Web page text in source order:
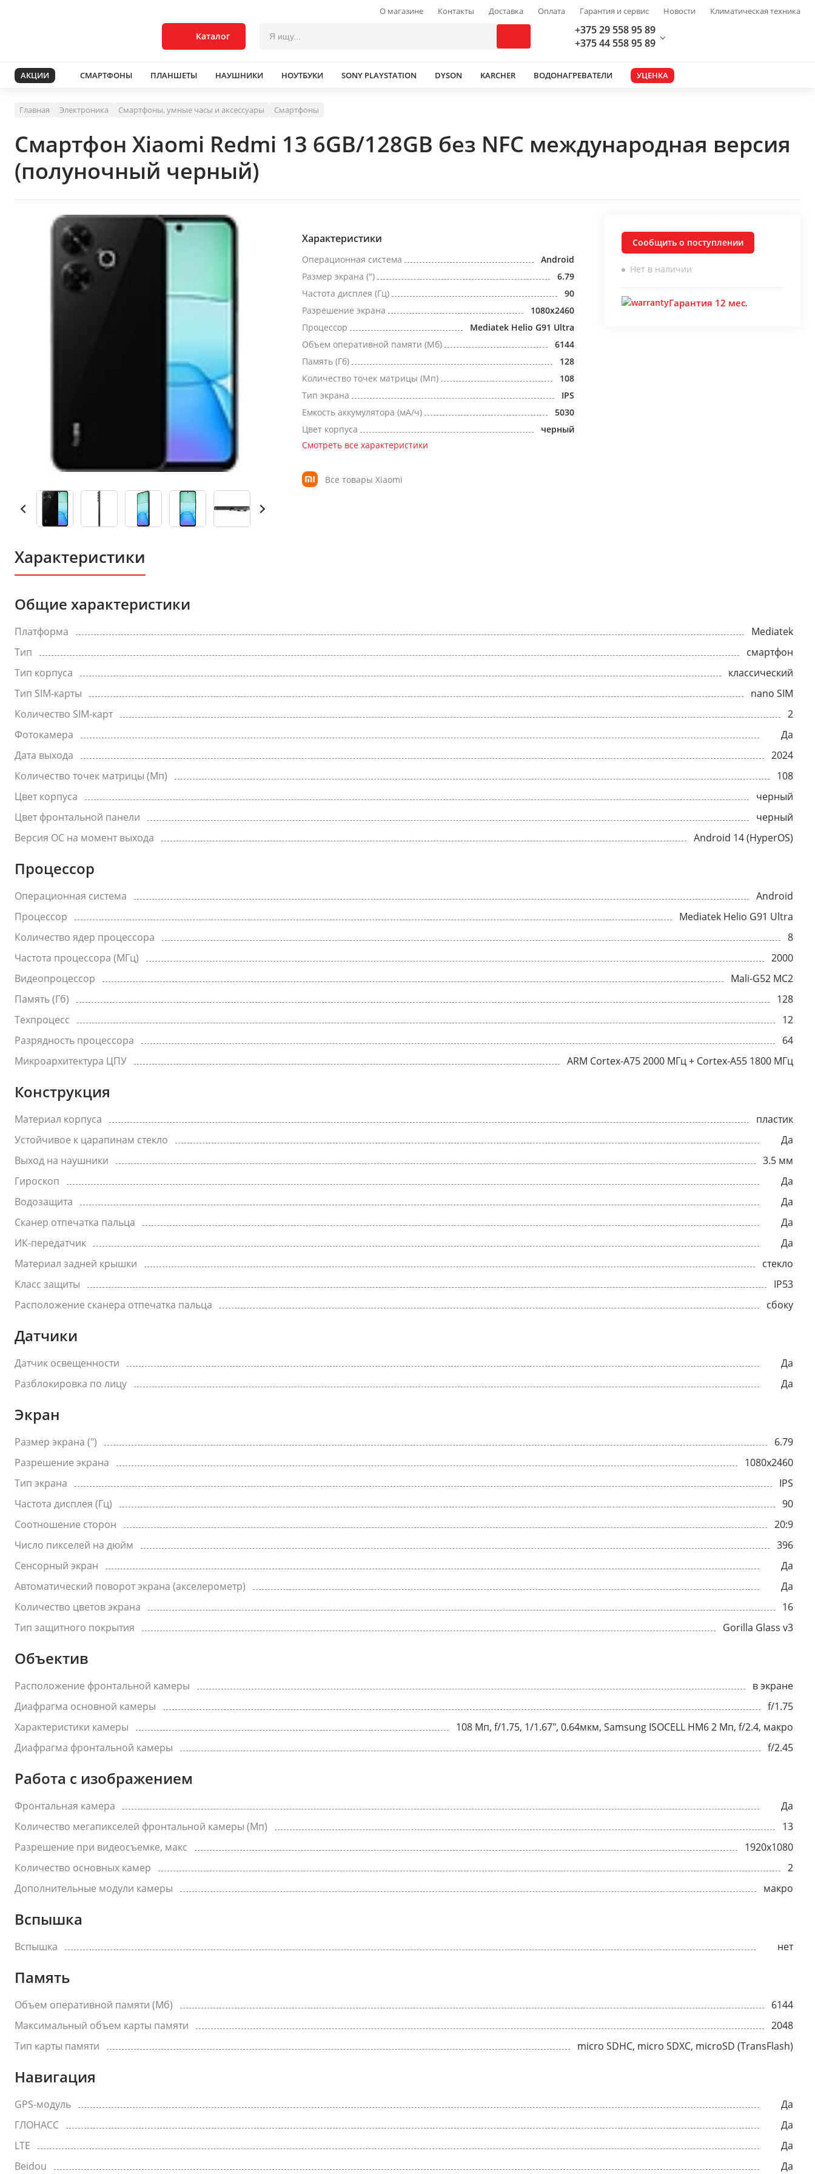
О магазине Контакты Доставка Оплата Гарантия и сервис Новости Климатическая техника
Каталог
+375 29 558 95 89
+375 44 558 95 89
АКЦИИ СМАРТФОНЫ ПЛАНШЕТЫ НАУШНИКИ НОУТБУКИ SONY PLAYSTATION DYSON KARCHER ВОДОНАГРЕВАТЕЛИ УЦЕНКА
Главная Электроника Смартфоны, умные часы и аксессуары Смартфоны
Смартфон Xiaomi Redmi 13 6GB/128GB без NFC международная версия
(полуночный черный)
Характеристики
Операционная система
Android
Размер экрана (")
6.79
Частота дисплея (Гц)
90
Разрешение экрана
1080x2460
Процессор
Mediatek Helio G91 Ultra
Объем оперативной памяти (Мб)
6144
Память (Гб)
128
Количество точек матрицы (Мп)
108
Тип экрана
IPS
Емкость аккумулятора (мА/ч)
5030
Цвет корпуса
черный
Смотреть все характеристики
Все товары Xiaomi
Сообщить о поступлении
Нет в наличии
Гарантия 12 мес.
Характеристики
Общие характеристики
Платформа
Mediatek
Тип
смартфон
Тип корпуса
классический
Тип SIM-карты
nano SIM
Количество SIM-карт
2
Фотокамера
Да
Дата выхода
2024
Количество точек матрицы (Мп)
108
Цвет корпуса
черный
Цвет фронтальной панели
черный
Версия ОС на момент выхода
Android 14 (HyperOS)
Процессор
Операционная система
Android
Процессор
Mediatek Helio G91 Ultra
Количество ядер процессора
8
Частота процессора (МГц)
2000
Видеопроцессор
Mali-G52 MC2
Память (Гб)
128
Техпроцесс
12
Разрядность процессора
64
Микроархитектура ЦПУ
ARM Cortex-A75 2000 МГц + Cortex-A55 1800 МГц
Конструкция
Материал корпуса
пластик
Устойчивое к царапинам стекло
Да
Выход на наушники
3.5 мм
Гироскоп
Да
Водозащита
Да
Сканер отпечатка пальца
Да
ИК-передатчик
Да
Материал задней крышки
стекло
Класс защиты
IP53
Расположение сканера отпечатка пальца
сбоку
Датчики
Датчик освещенности
Да
Разблокировка по лицу
Да
Экран
Размер экрана (")
6.79
Разрешение экрана
1080x2460
Тип экрана
IPS
Частота дисплея (Гц)
90
Соотношение сторон
20:9
Число пикселей на дюйм
396
Сенсорный экран
Да
Автоматический поворот экрана (акселерометр)
Да
Количество цветов экрана
16
Тип защитного покрытия
Gorilla Glass v3
Объектив
Расположение фронтальной камеры
в экране
Диафрагма основной камеры
f/1.75
Характеристики камеры
108 Мп, f/1.75, 1/1.67", 0.64мкм, Samsung ISOCELL HM6 2 Мп, f/2.4, макро
Диафрагма фронтальной камеры
f/2.45
Работа с изображением
Фронтальная камера
Да
Количество мегапикселей фронтальной камеры (Мп)
13
Разрешение при видеосъемке, макс
1920x1080
Количество основных камер
2
Дополнительные модули камеры
макро
Вспышка
Вспышка нет
Память
Объем оперативной памяти (Мб)
6144
Максимальный объем карты памяти
2048
Тип карты памяти
micro SDHC, micro SDXC, microSD (TransFlash)
Навигация
GPS-модуль
Да
ГЛОНАСС
Да
LTE
Да
Beidou
Да